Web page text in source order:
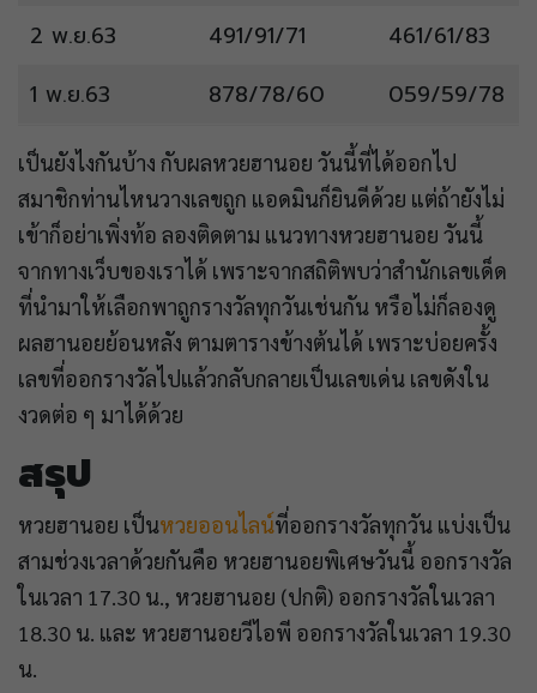
2 พ.ย.63
491/91/71
461/61/83
1 พ.ย.63
878/78/60 059/59/78
เป็นยังไงกันบ้าง กับผลหวยฮานอย วันนี้ที่ได้ออกไป
สมาชิกท่านไหนวางเลขถูก แอดมินก็ยินดีด้วย แต่ถ้ายังไม่
เข้าก็อย่าเพิ่งท้อ ลองติดตาม แนวทางหวยฮานอย วันนี้
จากทางเว็บของเราได้ เพราะจากสถิติพบว่าสำนักเลขเด็ด
ที่นำมาให้เลือกพาถูกรางวัลทุกวันเช่นกัน หรือไม่ก็ลองดู
ผลฮานอยย้อนหลัง ตามตารางข้างต้นได้ เพราะบ่อยครั้ง
เลขที่ออกรางวัลไปแล้วกลับกลายเป็นเลขเด่น เลขดังใน
งวดต่อ ๆ มาได้ด้วย
สรุป
หวยฮานอย เป็นหวยออนไลน์ที่ออกรางวัลทุกวัน แบ่งเป็น
สามช่วงเวลาด้วยกันคือ หวยฮานอยพิเศษวันนี้ ออกรางวัล
ในเวลา 17.30 น., หวยฮานอย (ปกติ) ออกรางวัลในเวลา
18.30 น. และ หวยฮานอยวีไอพี ออกรางวัลในเวลา 19.30
น.